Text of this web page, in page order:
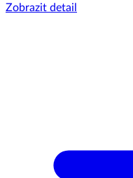
Zobrazit detail